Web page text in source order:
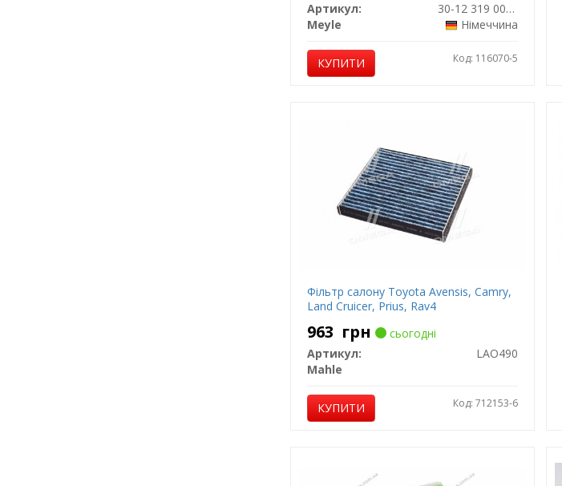
Артикул:
30-12 319 0006
Meyle
Німеччина
КУПИТИ Код: 116070-5
Фільтр салону Toyota Avensis, Camry,
Land Cruicer, Prius, Rav4
963 грн
сьогодні
Артикул:
LAO490
Mahle
КУПИТИ Код: 712153-6